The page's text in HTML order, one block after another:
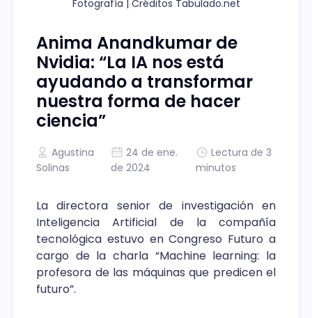
Fotografía | Créditos Tabulado.net
Anima Anandkumar de
Nvidia: “La IA nos está
ayudando a transformar
nuestra forma de hacer
ciencia”
Agustina
Solinas
24 de ene.
de 2024
Lectura de 3
minutos
La directora senior de investigación en
Inteligencia Artificial de la compañía
tecnológica estuvo en Congreso Futuro a
cargo de la charla “Machine learning: la
profesora de las máquinas que predicen el
futuro”.